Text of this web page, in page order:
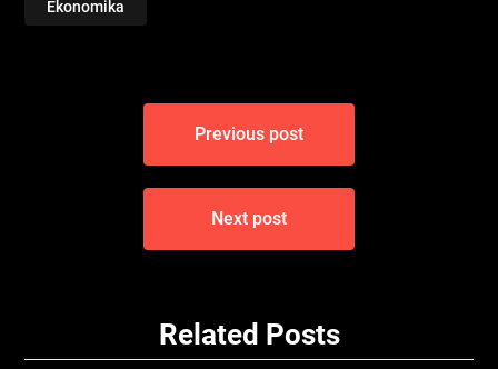
Ekonomika
Navigace
příspěvek
Previous post
Next post
Related Posts